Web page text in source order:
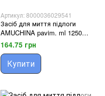
Артикул: 8000036029541
Засіб для миття підлоги
AMUCHINA pavim. ml 1250
fr.alpina
164.75 грн
Купити